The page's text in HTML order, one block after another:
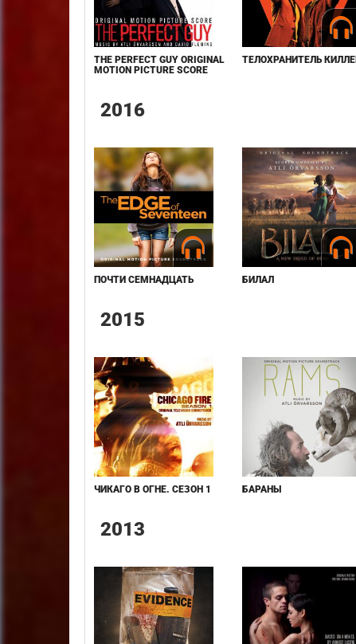
THE PERFECT GUY ORIGINAL
MOTION PICTURE SCORE
ТЕЛОХРАНИТЕЛЬ
2016
ПОЧТИ СЕМНАДЦАТЬ БИЛАЛ
2015
ЧИКАГО В ОГНЕ. СЕЗОН 1 БАРАНЫ
2013